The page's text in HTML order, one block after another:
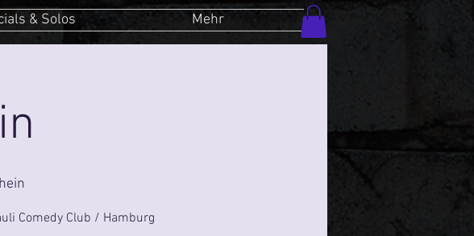
& Solos Mehr
Comedy Club / Hamburg